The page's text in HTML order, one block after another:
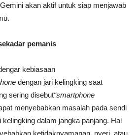
akan aktif untuk siap menjawab
pemanis
kebiasaan
dengan jari kelingking saat
sering disebut“smartphone
menyebabkan masalah pada sendi
kelingking dalam jangka panjang. Hal
ketidaknyamanan, nyeri, atau